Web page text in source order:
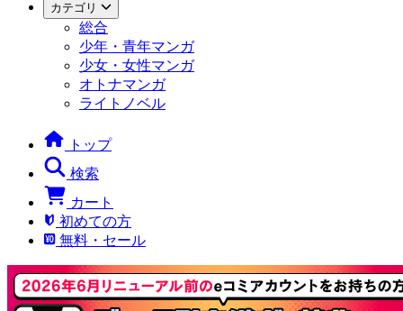
カテゴリ
総合
少年・青年マンガ
少女・女性マンガ
オトナマンガ
ライトノベル
トップ
検索
カート
初めての方
無料・セール